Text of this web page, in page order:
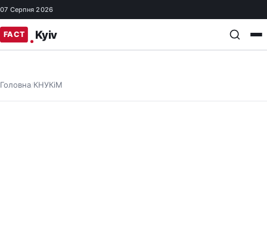
07 Серпня 2026
Головна/ КНУКіМ